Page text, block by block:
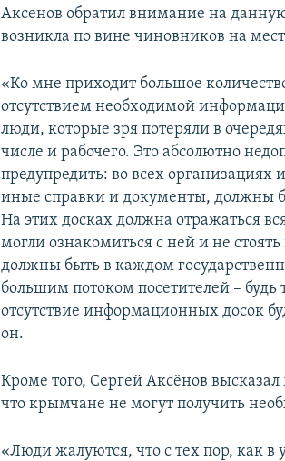
Аксенов обратил внимание на
возникла по вине чиновников на
«Ко мне приходит большое
отсутствием необходимой
люди, которые зря потеряли в
числе и рабочего. Это абсолютно
предупредить: во всех
иные справки и документы, должны
На этих досках должна отражаться
могли ознакомиться с ней и не
должны быть в каждом
большим потоком посетителей –
отсутствие информационных досок
он.
Кроме того, Сергей Аксёнов
что крымчане не могут получить
«Люди жалуются, что с тех пор, как